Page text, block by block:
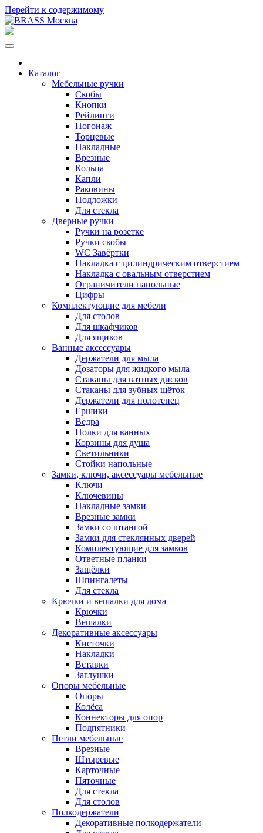
Перейти к содержимому
Каталог
Мебельные ручки
Скобы
Кнопки
Рейлинги
Погонаж
Торцевые
Накладные
Врезные
Кольца
Капли
Раковины
Подложки
Для стекла
Дверные ручки
Ручки на розетке
Ручки скобы
WC Завёртки
Накладка с цилиндрическим отверстием
Накладка с овальным отверстием
Ограничители напольные
Цифры
Комплектующие для мебели
Для столов
Для шкафчиков
Для ящиков
Ванные аксессуары
Держатели для мыла
Дозаторы для жидкого мыла
Стаканы для ватных дисков
Стаканы для зубных щёток
Держатели для полотенец
Ёршики
Вёдра
Полки для ванных
Корзины для душа
Светильники
Стойки напольные
Замки, ключи, аксессуары мебельные
Ключи
Ключевины
Накладные замки
Врезные замки
Замки со штангой
Замки для стеклянных дверей
Комплектующие для замков
Ответные планки
Защёлки
Шпингалеты
Для стекла
Крючки и вешалки для дома
Крючки
Вешалки
Декоративные аксессуары
Кисточки
Накладки
Вставки
Заглушки
Опоры мебельные
Опоры
Колёса
Коннекторы для опор
Подпятники
Петли мебельные
Врезные
Штыревые
Карточные
Пяточные
Для стекла
Для столов
Полкодержатели
Декоративные полкодержатели